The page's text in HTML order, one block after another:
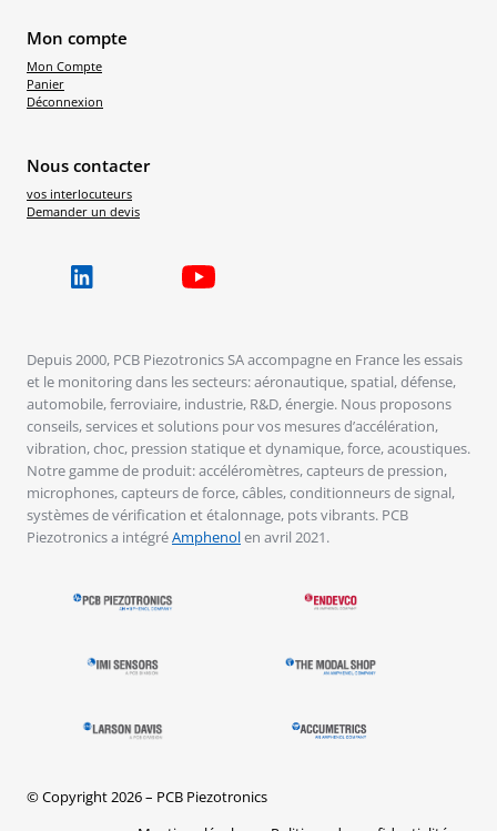
Mon compte
Mon Compte
Panier
Déconnexion
Nous contacter
vos interlocuteurs
Demander un devis
Depuis 2000, PCB Piezotronics SA accompagne en France les essais
et le monitoring dans les secteurs: aéronautique, spatial, défense,
automobile, ferroviaire, industrie, R&D, énergie. Nous proposons
conseils, services et solutions pour vos mesures d’accélération,
vibration, choc, pression statique et dynamique, force, acoustiques.
Notre gamme de produit: accéléromètres, capteurs de pression,
microphones, capteurs de force, câbles, conditionneurs de signal,
systèmes de vérification et étalonnage, pots vibrants. PCB
Piezotronics a intégréAmphenolen avril 2021.
© Copyright 2026 – PCB Piezotronics